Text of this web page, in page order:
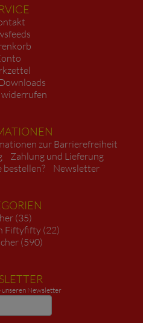
zur Barrierefreiheit
Zahlung und Lieferung
bestellen? Newsletter
(35)
Fiftyfifty (22)
(590)
unseren Newsletter
Newsletter